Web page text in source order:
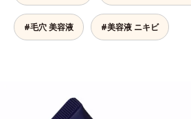
#毛穴 美容液 #美容液 ニキビ